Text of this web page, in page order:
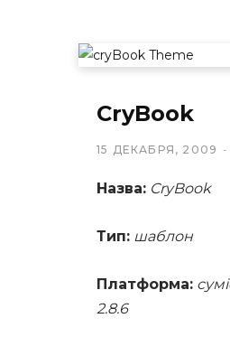
CryBook
15 ДЕКАБРЯ, 2009
Назва: CryBook
Тип: шаблон
Платформа:
2.8.6